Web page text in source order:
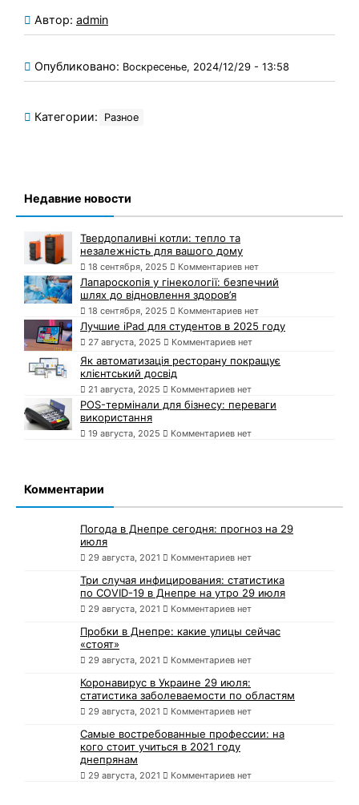
Автор: admin
Опубликовано: Воскресенье, 2024/12/29 - 13:58
Категории: Разное
Недавние новости
Твердопаливні котли: тепло та
незалежність для вашого дому
18 сентября, 2025 Комментариев нет
Лапароскопія у гінекології: безпечний
шлях до відновлення здоров’я
18 сентября, 2025 Комментариев нет
Лучшие iPad для студентов в 2025 году
27 августа, 2025 Комментариев нет
Як автоматизація ресторану покращує
клієнтський досвід
21 августа, 2025 Комментариев нет
POS-термінали для бізнесу: переваги
використання
19 августа, 2025 Комментариев нет
Комментарии
Погода в Днепре сегодня: прогноз на 29
июля
29 августа, 2021 Комментариев нет
Три случая инфицирования: статистика
по COVID-19 в Днепре на утро 29 июля
29 августа, 2021 Комментариев нет
«стоят»
29 августа, 2021
Коронавирус в Украине 29 июля:
статистика заболеваемости по областям
29 августа, 2021 Комментариев нет
Самые востребованные профессии: на
днепрянам
29 августа, 2021 Комментариев нет